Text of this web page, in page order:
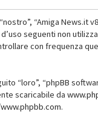
“Amiga
seguenti non
con frequenza
“loro”, “phpBB
scaricabile da
.